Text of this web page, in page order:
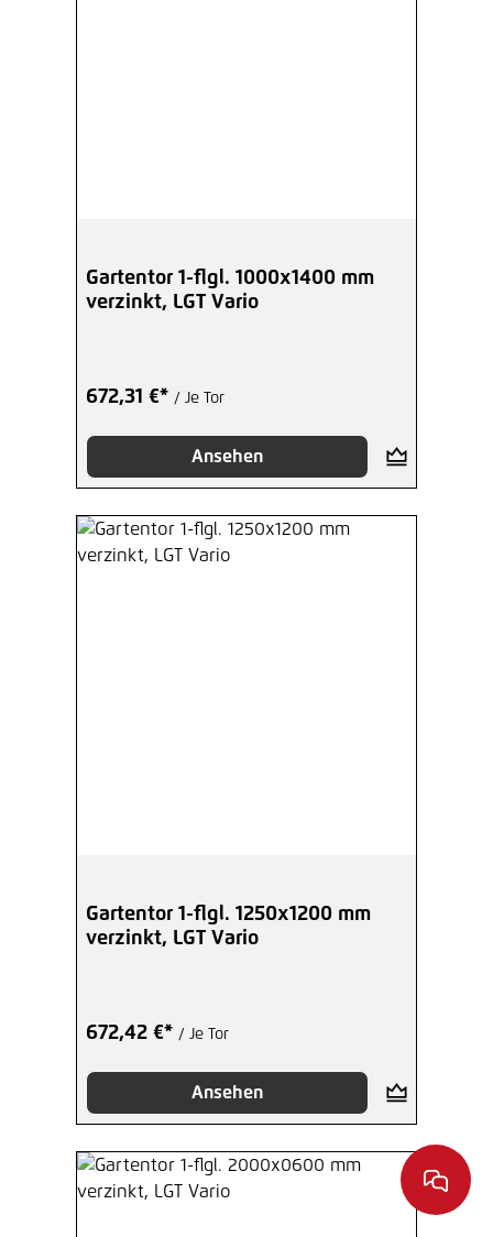
Gartentor 1-flgl. 1000x1400 mm
verzinkt, LGT Vario
672,31 €* / Je Tor
Ansehen
Gartentor 1-flgl. 1250x1200 mm
verzinkt, LGT Vario
672,42 €* / Je Tor
Ansehen